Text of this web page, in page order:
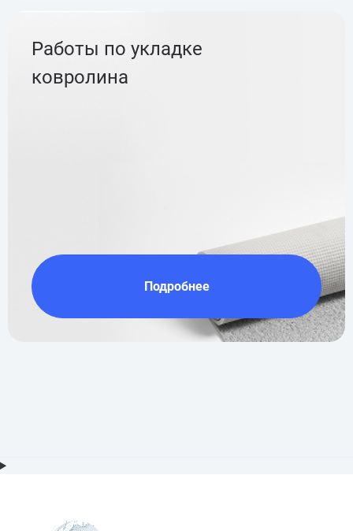
Работы по укладке
ковролина
Подробнее